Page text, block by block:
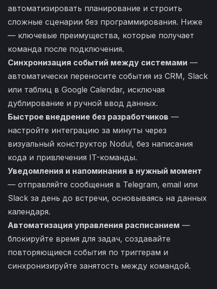
автоматизировать планирование и строить
сложные сценарии без программирования. Ниже
— ключевые преимущества, которые получает
команда после подключения.
Синхронизация событий между системами —
автоматически переносите события из CRM, Slack
или таблиц в Google Calendar, исключая
дублирование и ручной ввод данных.
Быстрое внедрение без разработчиков —
настройте интеграцию за минуты через
визуальный конструктор Nodul, без написания
кода и привлечения IT-команды.
Уведомления и напоминания в нужный момент
— отправляйте сообщения в Telegram, email или
Slack за день до встречи, основываясь на данных
календаря.
Автоматизация управления расписанием —
блокируйте время для задач, создавайте
повторяющиеся события по триггерам и
синхронизируйте занятость между командой.